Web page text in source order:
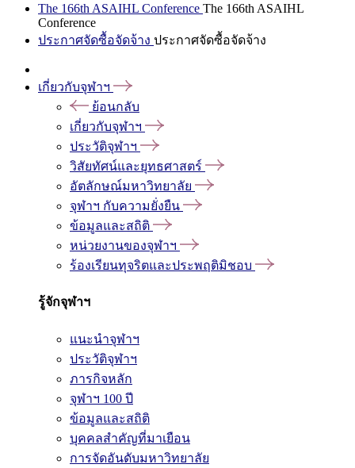
The 166th ASAIHL Conference The 166th ASAIHL
Conference
ประกาศจัดซื้อจัดจ้าง ประกาศจัดซื้อจัดจ้าง
เกี่ยวกับจุฬาฯ
ย้อนกลับ
เกี่ยวกับจุฬาฯ
ประวัติจุฬาฯ
วิสัยทัศน์และยุทธศาสตร์
อัตลักษณ์มหาวิทยาลัย
จุฬาฯ กับความยั่งยืน
ข้อมูลและสถิติ
หน่วยงานของจุฬาฯ
ร้องเรียนทุจริตและประพฤติมิชอบ
รู้จักจุฬาฯ
แนะนำจุฬาฯ
ประวัติจุฬาฯ
ภารกิจหลัก
จุฬาฯ 100 ปี
ข้อมูลและสถิติ
บุคคลสำคัญที่มาเยือน
การจัดอันดับมหาวิทยาลัย